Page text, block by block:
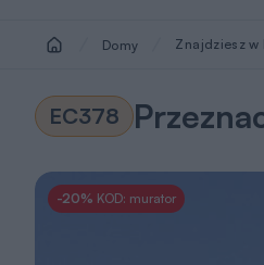
Domy Znajdziesz w
EC378
-20% KOD: murator